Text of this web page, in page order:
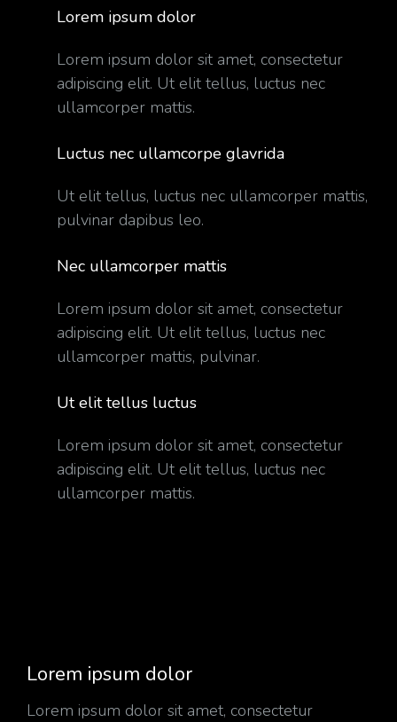
Lorem ipsum dolor
Lorem ipsum dolor sit amet, consectetur
adipiscing elit. Ut elit tellus, luctus nec
ullamcorper mattis.
Luctus nec ullamcorpe glavrida
Ut elit tellus, luctus nec ullamcorper mattis,
pulvinar dapibus leo.
Nec ullamcorper mattis
Lorem ipsum dolor sit amet, consectetur
adipiscing elit. Ut elit tellus, luctus nec
ullamcorper mattis, pulvinar.
Ut elit tellus luctus
Lorem ipsum dolor sit amet, consectetur
adipiscing elit. Ut elit tellus, luctus nec
ullamcorper mattis.
Lorem ipsum dolor
Lorem ipsum dolor sit amet, consectetur